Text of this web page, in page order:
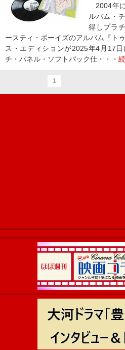
2004年
ルバム・
得しプラ
ースティ・ボーイズのアルバム『ト
ス・エディションが2025年4月17
チ・パネル・ソフトパック仕・・・
1